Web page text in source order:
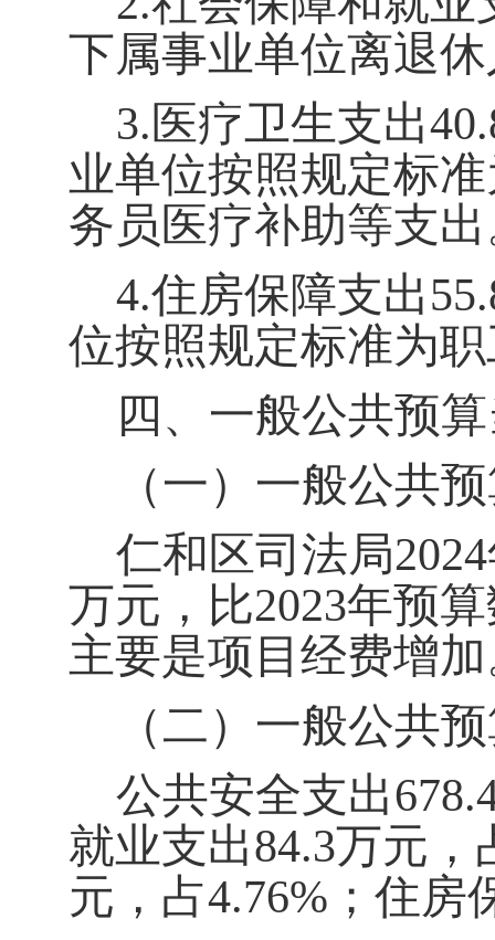
下属事业单位离退
3.医疗卫生支出
业单位按照规定标
务员医疗补助等支
4.住房保障支出
位按照规定标准为
四、一般公共预
（一）一般公共
仁和区司法局2024
万元，比2023年预
主要是项目经费增加
（二）一般公共
公共安全支出
就业支出84.3万元 ，
元 ， 占4.76% ； 住房